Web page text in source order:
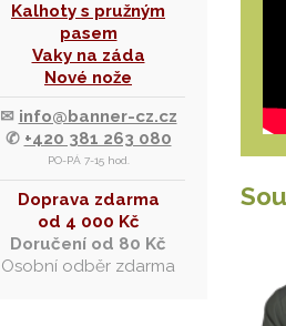
Kalhoty s pružným
pasem
Vaky na záda
Nové nože
✉ info@banner-cz.cz
✆ +420 381 263 080
PO-PÁ 7-15 hod.
Doprava zdarma
od 4 000 Kč
Doručení od 80 Kč
Osobní odběr zdarma